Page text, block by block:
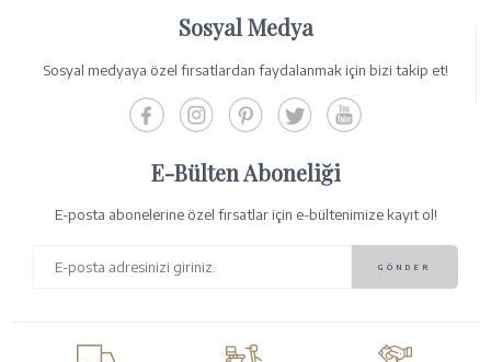
Sosyal Medya
Sosyal medyaya özel fırsatlardan faydalanmak için bizi takip et!
E-Bülten Aboneliği
E-posta abonelerine özel fırsatlar için e-bültenimize kayıt ol!